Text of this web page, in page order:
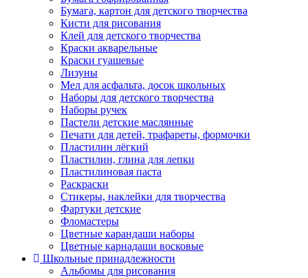
Бумага, картон для детского творчества
Кисти для рисования
Клей для детского творчества
Краски акварельные
Краски гуашевые
Лизуны
Мел для асфальта, досок школьных
Наборы для детского творчества
Наборы ручек
Пастели детские маслянные
Печати для детей, трафареты, формочки
Пластилин лёгкий
Пластилин, глина для лепки
Пластилиновая паста
Раскраски
Стикеры, наклейки для творчества
Фартуки детские
Фломастеры
Цветные карандаши наборы
Цветные карнадаши восковые
Школьные принадлежности
Альбомы для рисования